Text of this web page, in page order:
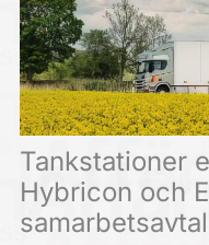
Tankstationer
Hybricon och
samarbetsavtal